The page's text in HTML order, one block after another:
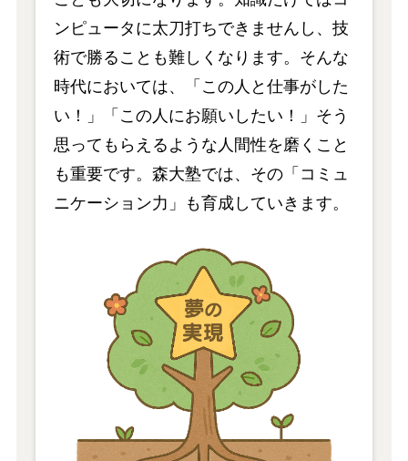
ンピュータに太刀打ちできませんし、技
術で勝ることも難しくなります。そんな
時代においては、「この人と仕事がした
い！」「この人にお願いしたい！」そう
思ってもらえるような人間性を磨くこと
も重要です。森大塾では、その「コミュ
ニケーション力」も育成していきます。